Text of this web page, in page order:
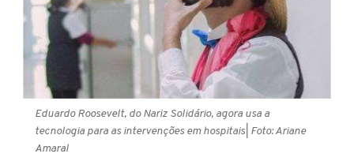
Eduardo Roosevelt, do Nariz Solidário, agora usa a
tecnologia para as intervenções em hospitais| Foto: Ariane
Amaral